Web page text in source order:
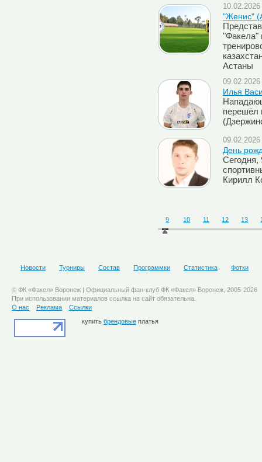
"Женис"
"Факела"
Астаны
Илья
перешёл
День
Сегодня,
Кирилл
9 10 11 12 13
Новости Турниры Состав Программки Статистика Фотки
© ФК «Факел» Воронеж | Официальный фан-клуб ФК «Факел» Воронеж, 2005-2026
При использовании материалов ссылка на сайт обязательна.
О нас
Реклама
Ссылки
купить брендовые платья